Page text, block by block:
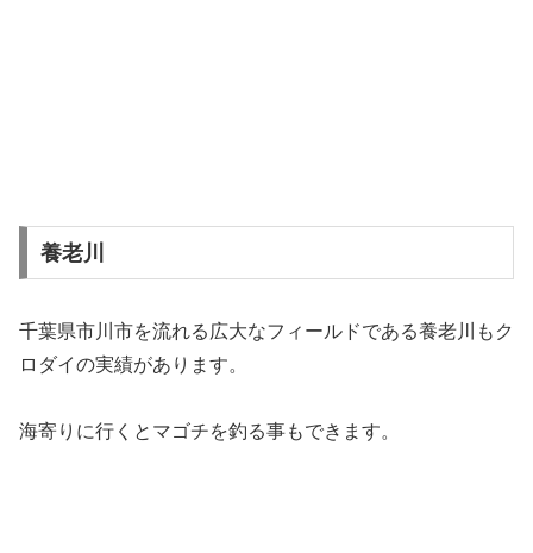
養老川
千葉県市川市を流れる広大なフィールドである養老川もク
ロダイの実績があります。
海寄りに行くとマゴチを釣る事もできます。